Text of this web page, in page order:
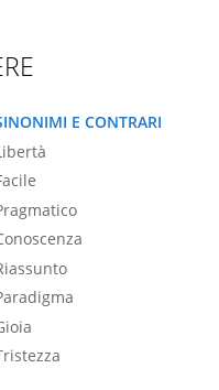
E CONTRARI